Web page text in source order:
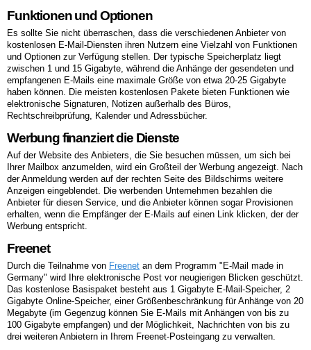
Funktionen und Optionen
Es sollte Sie nicht überraschen, dass die verschiedenen Anbieter von
kostenlosen E-Mail-Diensten ihren Nutzern eine Vielzahl von Funktionen
und Optionen zur Verfügung stellen. Der typische Speicherplatz liegt
zwischen 1 und 15 Gigabyte, während die Anhänge der gesendeten und
empfangenen E-Mails eine maximale Größe von etwa 20-25 Gigabyte
haben können. Die meisten kostenlosen Pakete bieten Funktionen wie
elektronische Signaturen, Notizen außerhalb des Büros,
Rechtschreibprüfung, Kalender und Adressbücher.
Werbung finanziert die Dienste
Auf der Website des Anbieters, die Sie besuchen müssen, um sich bei
Ihrer Mailbox anzumelden, wird ein Großteil der Werbung angezeigt. Nach
der Anmeldung werden auf der rechten Seite des Bildschirms weitere
Anzeigen eingeblendet. Die werbenden Unternehmen bezahlen die
Anbieter für diesen Service, und die Anbieter können sogar Provisionen
erhalten, wenn die Empfänger der E-Mails auf einen Link klicken, der der
Werbung entspricht.
Freenet
Durch die Teilnahme von Freenet an dem Programm "E-Mail made in
Germany" wird Ihre elektronische Post vor neugierigen Blicken geschützt.
Das kostenlose Basispaket besteht aus 1 Gigabyte E-Mail-Speicher, 2
Gigabyte Online-Speicher, einer Größenbeschränkung für Anhänge von 20
Megabyte (im Gegenzug können Sie E-Mails mit Anhängen von bis zu
100 Gigabyte empfangen) und der Möglichkeit, Nachrichten von bis zu
drei weiteren Anbietern in Ihrem Freenet-Posteingang zu verwalten.